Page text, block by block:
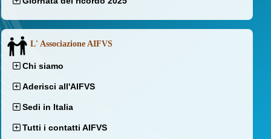
L' Associazione AIFVS
Chi siamo
Aderisci all'AIFVS
Sedi in Italia
Tutti i contatti AIFVS